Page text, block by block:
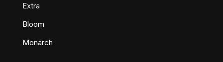
Extra
Bloom
Monarch